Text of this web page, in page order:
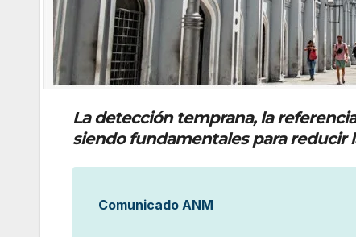
La detección temprana, la
siendo fundamentales para reducir
Comunicado ANM